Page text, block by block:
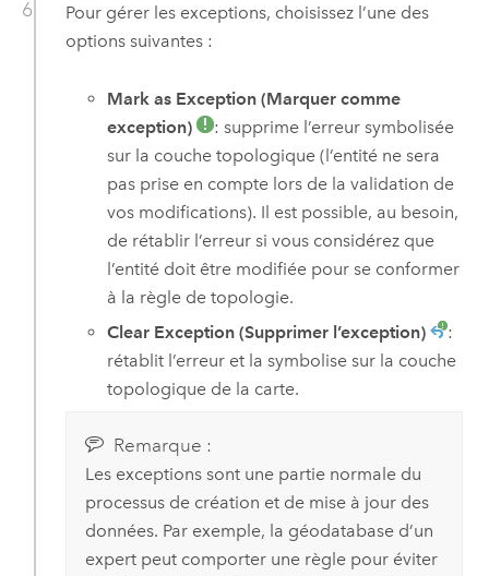
Pour gérer les exceptions, choisissez l’une des
options suivantes :
Mark as Exception (Marquer comme
exception)
: supprime l’erreur symbolisée
sur la couche topologique (l’entité ne sera
pas prise en compte lors de la validation de
vos modifications). Il est possible, au besoin,
de rétablir l’erreur si vous considérez que
l’entité doit être modifiée pour se conformer
à la règle de topologie.
Clear Exception (Supprimer l’exception)
:
rétablit l’erreur et la symbolise sur la couche
topologique de la carte.
Remarque :
Les exceptions sont une partie normale du
processus de création et de mise à jour des
données. Par exemple, la géodatabase d’un
expert peut comporter une règle pour éviter